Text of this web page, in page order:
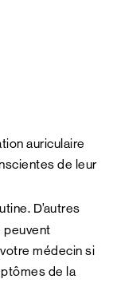
auriculaire
de leur
D’autres
peuvent
médecin si
de la